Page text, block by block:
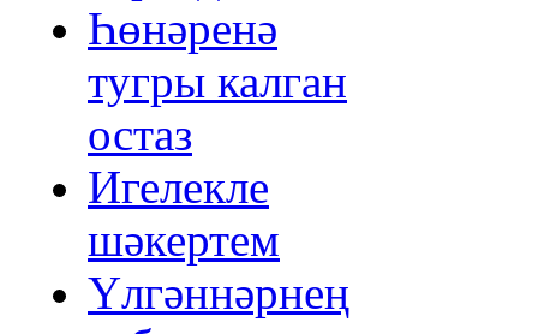
Һөнәренә
тугры калган
остаз
Игелекле
шәкертем
Үлгәннәрнең